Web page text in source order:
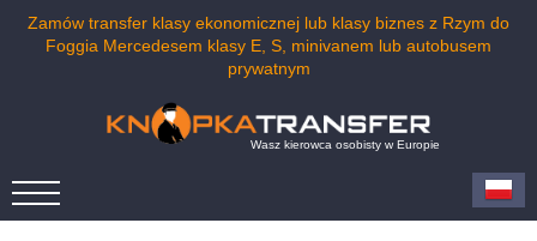
Zamów transfer klasy ekonomicznej lub klasy biznes z Rzym do
Foggia Mercedesem klasy E, S, minivanem lub autobusem
prywatnym
Wasz kierowca osobisty w Europie